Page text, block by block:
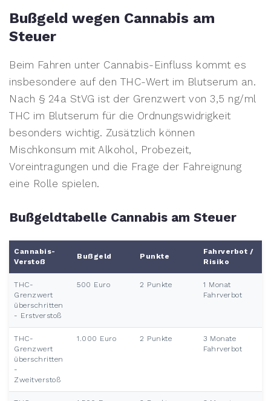
Bußgeld wegen Cannabis am
Steuer
Beim Fahren unter Cannabis-Einfluss kommt es
insbesondere auf den THC-Wert im Blutserum an.
Nach § 24a StVG ist der Grenzwert von 3,5 ng/ml
THC im Blutserum für die Ordnungswidrigkeit
besonders wichtig. Zusätzlich können
Mischkonsum mit Alkohol, Probezeit,
Voreintragungen und die Frage der Fahreignung
eine Rolle spielen.
Bußgeldtabelle Cannabis am Steuer
Cannabis-
Verstoß
Bußgeld Punkte
Fahrverbot /
Risiko
THC-
Grenzwert
überschritten
- Erstverstoß
500 Euro 2 Punkte
1 Monat
Fahrverbot
THC-
Grenzwert
überschritten
-
Zweitverstoß
1.000 Euro 2 Punkte
3 Monate
Fahrverbot